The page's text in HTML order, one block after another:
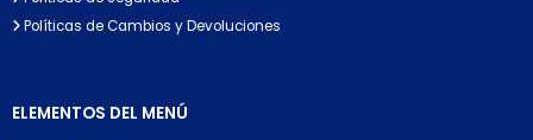
Políticas de Cambios y Devoluciones
ELEMENTOS DEL MENÚ